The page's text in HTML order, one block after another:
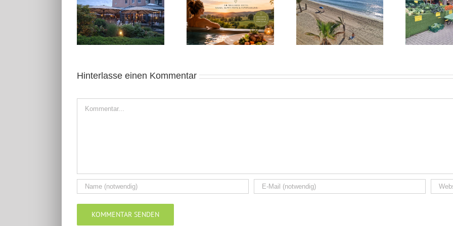
Kleine Auszeit in
Ostwestfalen
Alicante November
2025: Sonnige Auszeit
Heide 2025:
Norddeutsches
Wochenende
Hinterlasse einen Kommentar